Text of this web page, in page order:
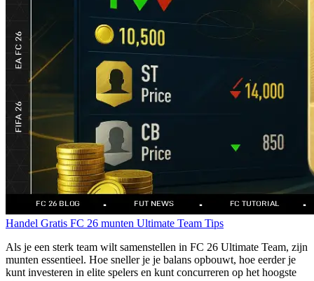
Handel Gratis FC 26 munten Ultimate Team Tips
Als je een sterk team wilt samenstellen in FC 26 Ultimate Team, zijn
munten essentieel. Hoe sneller je je balans opbouwt, hoe eerder je
kunt investeren in elite spelers en kunt concurreren op het hoogste